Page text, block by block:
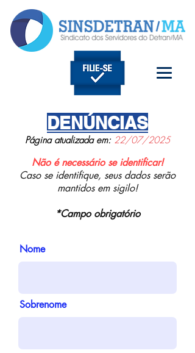
DENÚNCIAS
Página atualizada em: 22/07/2025
Não é necessário se identificar!
Caso se identifique, seus dados serão
mantidos em sigilo!
*Campo obrigatório
Nome
Sobrenome